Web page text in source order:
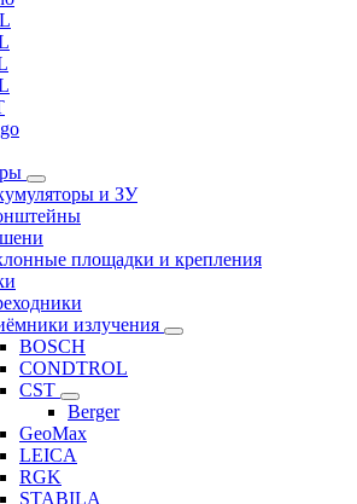
и ЗУ
площадки и крепления
излучения
BOSCH
CONDTROL
CST
Berger
GeoMax
LEICA
RGK
STABILA